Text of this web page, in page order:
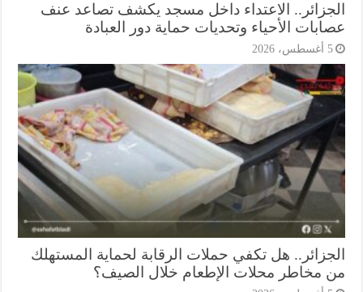
الاعتداء داخل مسجد يكشف تصاعد عنف
الأحياء وتحديات حماية دور العبادة
هل تكفي حملات الرقابة لحماية المستهلك
مخاطر محلات الإطعام خلال الصيف؟